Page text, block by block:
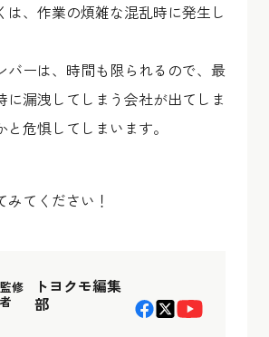
は、作業の煩雑な混乱時に発生し
バーは、時間も限られるので、最
に漏洩してしまう会社が出てしま
と危惧してしまいます。
みてください！
監修
者
トヨクモ編集
部